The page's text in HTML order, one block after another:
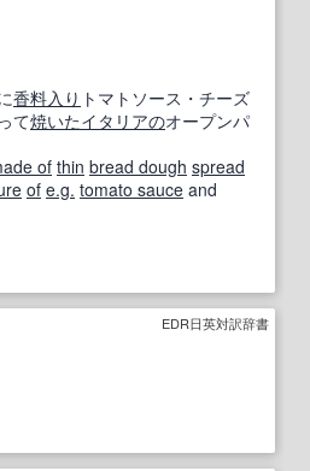
香料入り トマトソース・チーズ
って焼いたイタリアのオープンパ
of thin bread dough spread
of e.g. tomato sauce and
EDR日英対訳辞書